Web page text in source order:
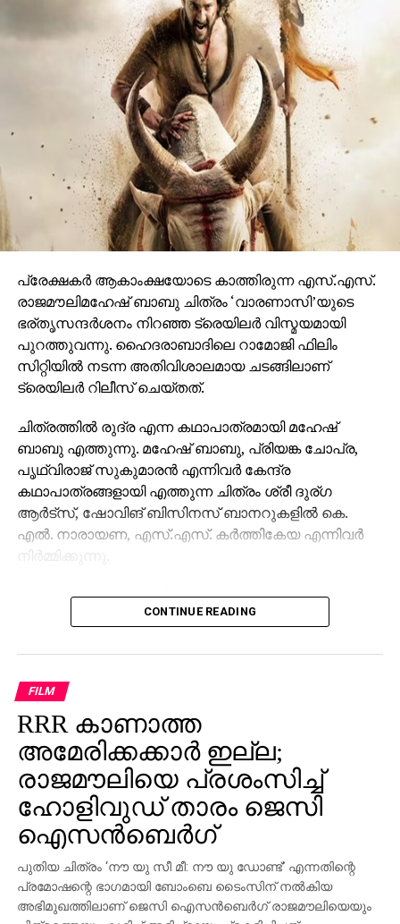
നിറഞ്ഞ ഇവന്റിലെ സദസ്സ് ഹർഷാരവം കൊണ്ട്
വേദിയെ ധന്യമാക്കി. ഐമാക്‌സിലാണ് ചിത്രം
ഒരുങ്ങുന്നത് എന്നതിനാല്‍ തന്നെ തിയേറ്ററുകളില്‍
ഗംഭീരമായ കാഴ്ചാനുഭൂതി
സമ്മാനിക്കുമെന്നുറപ്പാണ്.ബാഹുബലിയും ആർ ആർ
ആറും ഒരുക്കിയ രാജമൗലിയുടെ ബ്രഹ്മാണ്ഡ ചിത്രം
വാരണാസി 2027ൽ തിയേറ്ററുകളിലേക്കെത്തും. പി ആർ
ഓ ആൻഡ് മാർക്കറ്റിംഗ് സ്ട്രാറ്റജിസ്റ്റ് : പ്രതീഷ് ശേഖർ.
പ്രേക്ഷകര്‍ ആകാംക്ഷയോടെ കാത്തിരുന്ന എസ്.എസ്.
രാജമൗലിമഹേഷ് ബാബു ചിത്രം ‘വാരണാസി’യുടെ
ഭര്തൃസന്ദര്‍ശനം നിറഞ്ഞ ട്രെയിലര്‍ വിസ്മയമായി
പുറത്തുവന്നു. ഹൈദരാബാദിലെ റാമോജി ഫിലിം
സിറ്റിയില്‍ നടന്ന അതിവിശാലമായ ചടങ്ങിലാണ്
ട്രെയിലര്‍ റിലീസ് ചെയ്തത്.
ചിത്രത്തില്‍ രുദ്ര എന്ന കഥാപാത്രമായി മഹേഷ്
ബാബു എത്തുന്നു. മഹേഷ് ബാബു, പ്രിയങ്ക ചോപ്ര,
പൃഥ്വിരാജ് സുകുമാരന്‍ എന്നിവര്‍ കേന്ദ്ര
കഥാപാത്രങ്ങളായി എത്തുന്ന ചിത്രം ശ്രീ ദുര്ഗ
ആര്‍ട്‌സ്, ഷോവിങ് ബിസിനസ് ബാനറുകളില്‍ കെ.
എല്‍. നാരായണ, എസ്.എസ്. കര്‍ത്തികേയ എന്നിവര്‍
നിര്‍മ്മിക്കുന്നു.
കീരവാണിയാണ് സംഗീതം ഒരുക്കുന്നത്. പുറത്തിറങ്ങിയ
മണിക്കൂറുകള്‍ക്കുള്ളില്‍ തന്നെ 5 മില്യണിലധികം
ട്രെന്‍ഡിങ് പട്ടികയില്‍ മുന്നിലാണ്. 130ണ്മ100 അടി
വലുപ്പത്തിലുള്ള പ്രത്യേക സ്‌ക്രീനില്‍ പ്രേക്ഷകര്‍ക്ക്
മുന്നില്‍ ട്രെയിലര്‍ പ്രദര്‍ശിപ്പിച്ചു.
ട്രെയിലര്‍ സി.ഇ. 512-ലെ വാരണാസിയുടെ
ദൃശ്യങ്ങളോടെ തുടങ്ങുന്നു. തുടര്‍ന്ന് 2027ല്‍
ഭൂമിയിലേക്ക് വരുന്നു എന്നു കാണിക്കുന്ന ‘ശാംഭവി’ എന്ന
ഛിന്നഗ്രഹം, അന്റാര്‍ട്ടിക്കയിലെ റോസ് ഐസ്
ഷെല്‍ഫ്, ആഫ്രിക്കയിലെ അംബോസെലി വനം,
ബി.സി.ഇ 7200-ലെ ലങ്കാനഗരം, വാരണാസിയിലെ
മണികര്‍ണികാ ഘട്ട് തുടങ്ങിയ ഭീമാകാര
ദൃശ്യവിശേഷങ്ങള്‍ അതിശയത്തോടെ
അവതരിപ്പിക്കുന്നു.
CONTINUE READING
FILM
RRR കാണാത്ത
അമേരിക്കക്കാര്‍ ഇല്ല;
രാജമൗലിയെ പ്രശംസിച്ച്
ഹോളിവുഡ് താരം ജെസി
ഐസന്‍ബെര്‍ഗ്
പുതിയ ചിത്രം ‘നൗ യു സീ മീ: നൗ യു ഡോണ്ട്’ എന്നതിന്റെ
പ്രമോഷന്റെ ഭാഗമായി ബോംബെ ടൈംസിന് നല്‍കിയ
അഭിമുഖത്തിലാണ് ജെസി ഐസന്‍ബെര്‍ഗ് രാജമൗലിയെയും